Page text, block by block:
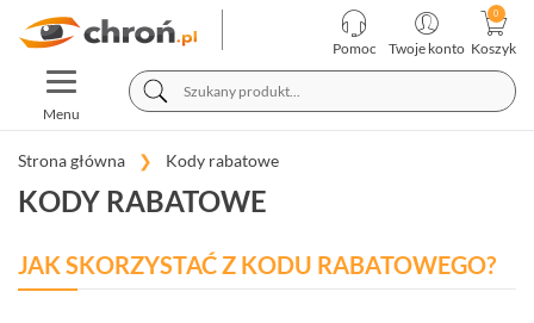
Pomoc Twoje konto Koszyk
TOGGLE
NAVIGATION
Menu
KATEGORIE
PRODUCENCI
TELEWIZJA
PRZEMYSŁOWA
ALARMOWE
SYSTEMY
PPOŻ
I
DOMOFONY
Strona główna Kody rabatowe
KODY RABATOWE
JAK SKORZYSTAĆ Z KODU RABATOWEGO?